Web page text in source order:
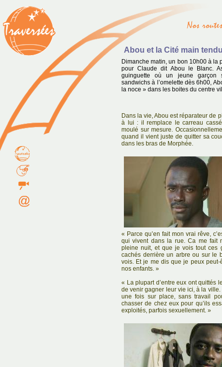
Abou et la Cité main
Dimanche matin, un bon 10h00 à
pour Claude dit Abou le Blanc.
guinguette où un jeune garçon
sandwichs à l’omelette dès 6h00,
la noce » dans les boites du centre
Dans la vie, Abou est réparateur de
à lui : il remplace le carreau
moulé sur mesure.
quand il vient juste de quitter sa
dans les bras de Morphée.
« Parce qu’en fait mon vrai rêve,
qui vivent dans la rue. Ca me fait
pleine nuit, et que je vois tout ces
cachés derrière un arbre ou sur le
vois. Et je me dis que je peux
nos enfants. »
« La plupart d’entre eux ont quittés
de venir gagner leur vie ici, à la
une fois sur place, sans travail
chasser de chez eux pour qu’ils
exploités, parfois sexuellement. »